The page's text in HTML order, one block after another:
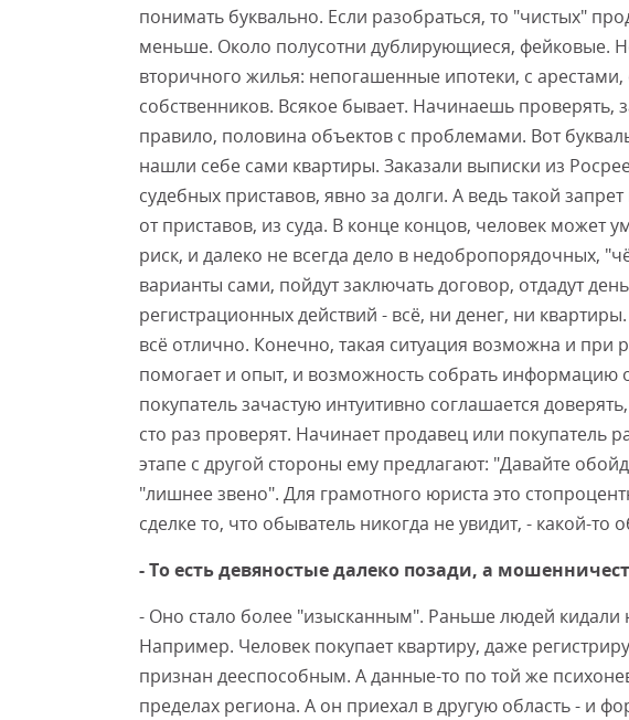
понимать буквально. Если разобраться, то "чистых"
меньше. Около полусотни дублирующиеся, фейковые.
вторичного жилья: непогашенные ипотеки, с
собственников. Всякое бывает. Начинаешь проверять,
правило, половина объектов с проблемами. Вот
нашли себе сами квартиры. Заказали выписки из
судебных приставов, явно за долги. А ведь такой
от приставов, из суда. В конце концов, человек может
риск, и далеко не всегда дело в недобропорядочных,
варианты сами, пойдут заключать договор, отдадут
регистрационных действий - всё, ни денег, ни
всё отлично. Конечно, такая ситуация возможна и при
помогает и опыт, и возможность собрать информацию
покупатель зачастую интуитивно соглашается
сто раз проверят. Начинает продавец или покупатель
этапе с другой стороны ему предлагают: "Давайте
"лишнее звено". Для грамотного юриста это
сделке то, что обыватель никогда не увидит, - какой-то
- То есть девяностые далеко позади, а
- Оно стало более "изысканным". Раньше людей кидали
Например. Человек покупает квартиру, даже
признан дееспособным. А данные-то по той же
пределах региона. А он приехал в другую область - и